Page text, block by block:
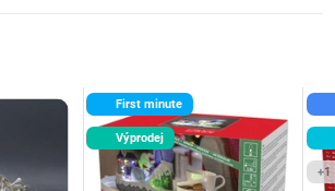
First minute
Výprodej
+1